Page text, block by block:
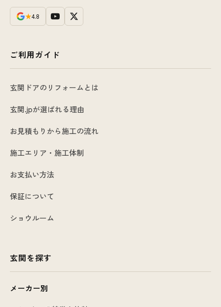
★4.8
ご利用ガイド
玄関ドアのリフォームとは
玄関.jpが選ばれる理由
お見積もりから施工の流れ
施工エリア・施工体制
お支払い方法
保証について
ショウルーム
玄関を探す
メーカー別